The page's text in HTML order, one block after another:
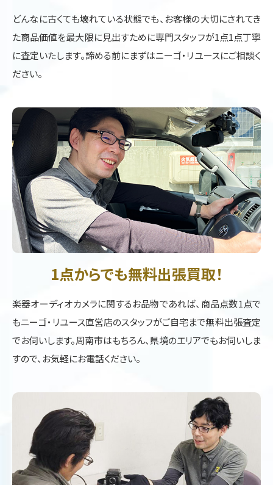
どんなに古くても壊れている状態でも、お客様の大切にされてき
た商品価値を最大限に見出すために専門スタッフが1点1点丁寧
に査定いたします。諦める前にまずはニーゴ・リユースにご相談く
ださい。
1点からでも無料出張買取！
楽器オーディオカメラに関するお品物であれば、商品点数1点で
もニーゴ・リユース直営店のスタッフがご自宅まで無料出張査定
でお伺いします。周南市はもちろん、県境のエリアでもお伺いしま
すので、お気軽にお電話ください。